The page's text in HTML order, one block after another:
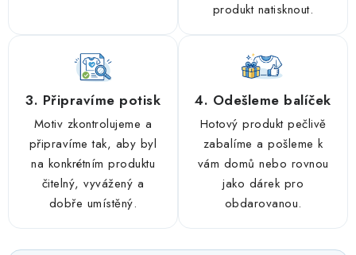
produkt natisknout.
3. Připravíme potisk
Motiv zkontrolujeme a
připravíme tak, aby byl
na konkrétním produktu
čitelný, vyvážený a
dobře umístěný.
4. Odešleme balíček
Hotový produkt pečlivě
zabalíme a pošleme k
vám domů nebo rovnou
jako dárek pro
obdarovanou.